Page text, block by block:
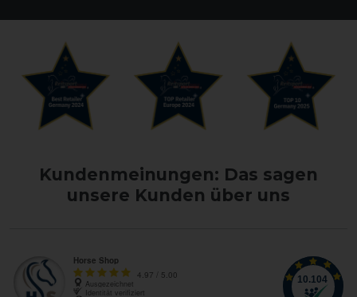
Kundenmeinungen: Das sagen
unsere Kunden über uns